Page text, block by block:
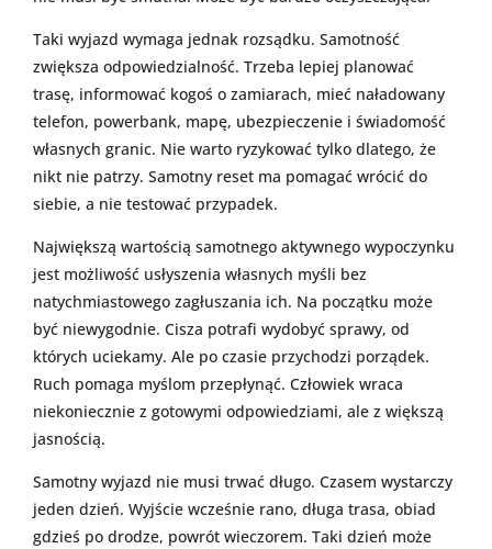
Taki wyjazd wymaga jednak rozsądku. Samotność
zwiększa odpowiedzialność. Trzeba lepiej planować
trasę, informować kogoś o zamiarach, mieć naładowany
telefon, powerbank, mapę, ubezpieczenie i świadomość
własnych granic. Nie warto ryzykować tylko dlatego, że
nikt nie patrzy. Samotny reset ma pomagać wrócić do
siebie, a nie testować przypadek.
Największą wartością samotnego aktywnego wypoczynku
jest możliwość usłyszenia własnych myśli bez
natychmiastowego zagłuszania ich. Na początku może
być niewygodnie. Cisza potrafi wydobyć sprawy, od
których uciekamy. Ale po czasie przychodzi porządek.
Ruch pomaga myślom przepłynąć. Człowiek wraca
niekoniecznie z gotowymi odpowiedziami, ale z większą
jasnością.
Samotny wyjazd nie musi trwać długo. Czasem wystarczy
jeden dzień. Wyjście wcześnie rano, długa trasa, obiad
gdzieś po drodze, powrót wieczorem. Taki dzień może